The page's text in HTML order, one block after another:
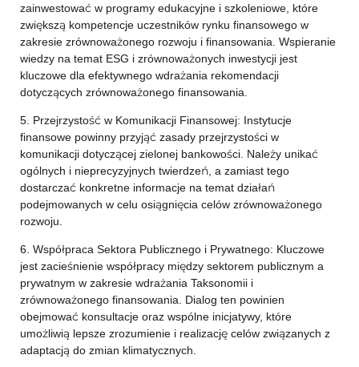
zainwestować w programy edukacyjne i szkoleniowe, które
zwiększą kompetencje uczestników rynku finansowego w
zakresie zrównoważonego rozwoju i finansowania. Wspieranie
wiedzy na temat ESG i zrównoważonych inwestycji jest
kluczowe dla efektywnego wdrażania rekomendacji
dotyczących zrównoważonego finansowania.
5. Przejrzystość w Komunikacji Finansowej: Instytucje
finansowe powinny przyjąć zasady przejrzystości w
komunikacji dotyczącej zielonej bankowości. Należy unikać
ogólnych i nieprecyzyjnych twierdzeń, a zamiast tego
dostarczać konkretne informacje na temat działań
podejmowanych w celu osiągnięcia celów zrównoważonego
rozwoju.
6. Współpraca Sektora Publicznego i Prywatnego: Kluczowe
jest zacieśnienie współpracy między sektorem publicznym a
prywatnym w zakresie wdrażania Taksonomii i
zrównoważonego finansowania. Dialog ten powinien
obejmować konsultacje oraz wspólne inicjatywy, które
umożliwią lepsze zrozumienie i realizację celów związanych z
adaptacją do zmian klimatycznych.